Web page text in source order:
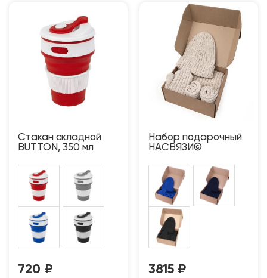
Стакан складной
BUTTON, 350 мл
720 ₽
Набор подарочный
НАСВЯЗИ©
3815 ₽